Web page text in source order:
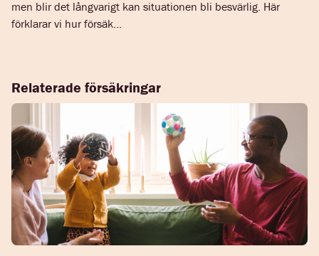
men blir det långvarigt kan situationen bli besvärlig. Här
förklarar vi hur försäk...
Relaterade försäkringar